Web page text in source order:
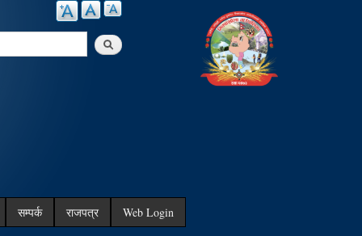
सम्पर्क राजपत्र Web Login